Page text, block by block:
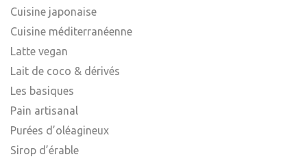
Cuisine japonaise
Cuisine méditerranéenne
Latte vegan
Lait de coco & dérivés
Les basiques
Pain artisanal
Purées d’oléagineux
Sirop d’érable